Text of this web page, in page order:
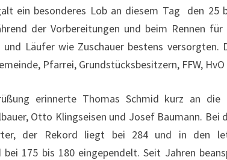
ein besonderes Lob an diesem Tag den 25
der Vorbereitungen und beim Rennen
Läufer wie Zuschauer bestens versorgten.
Pfarrei, Grundstücksbesitzern, FFW, HvO
erinnerte Thomas Schmid kurz an
Otto Klingseisen und Josef Baumann. Bei
der Rekord liegt bei 284 und in den
175 bis 180 eingependelt. Seit Jahren